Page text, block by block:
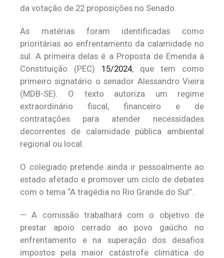
da votação de 22 proposições no Senado.
As matérias foram identificadas como
prioritárias ao enfrentamento da calamidade no
sul. A primeira delas é a Proposta de Emenda à
Constituição (PEC) 15/2024, que tem como
primeiro signatário o senador Alessandro Vieira
(MDB-SE). O texto autoriza um regime
extraordinário fiscal, financeiro e de
contratações para atender necessidades
decorrentes de calamidade pública ambiental
regional ou local.
O colegiado pretende ainda ir pessoalmente ao
estado afetado e promover um ciclo de debates
com o tema “A tragédia no Rio Grande do Sul”.
— A comissão trabalhará com o objetivo de
prestar apoio cerrado ao povo gaúcho no
enfrentamento e na superação dos desafios
impostos pela maior catástrofe climática do